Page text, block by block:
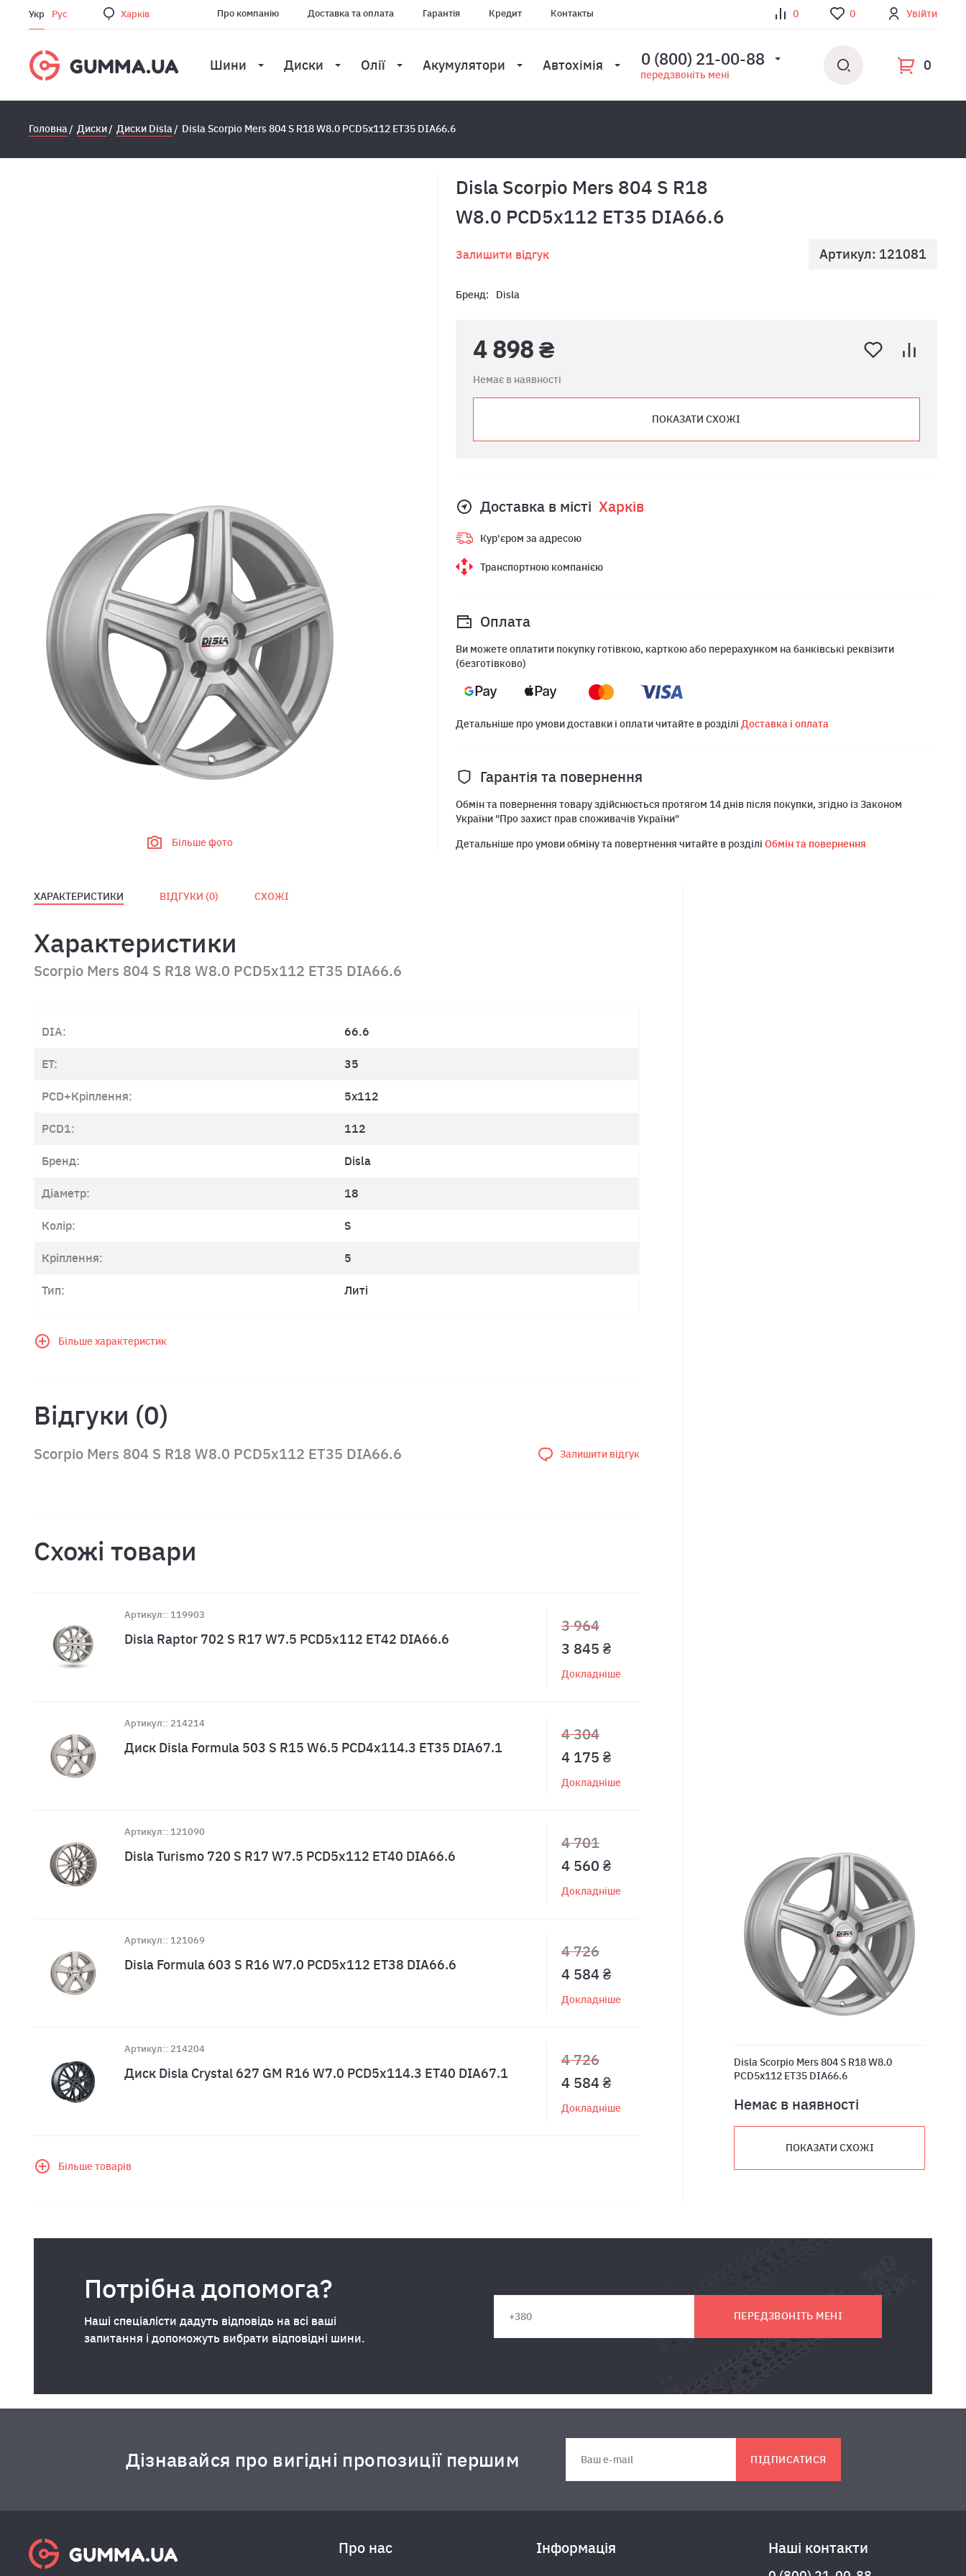
Укр Рус Харкiв Про компанію Доставка та оплата Гарантія Кредит Контакты 0 0 Увійти
Шини Диски Олії Акумулятори Автохімія 0 (800) 21-00-88
передзвоніть мені
0
Головна Диски Диски Disla Disla Scorpio Mers 804 S R18 W8.0 PCD5x112 ET35 DIA66.6
Більше фото
Disla Scorpio Mers 804 S R18
W8.0 PCD5x112 ET35 DIA66.6
Залишити відгук Артикул: 121081
Бренд: Disla
4 898 ₴
Немає в наявності
ПОКАЗАТИ СХОЖІ
Доставка в місті Харкiв
Кур'єром за адресою
Транспортною компанією
Оплата
Ви можете оплатити покупку готівкою, карткою або перерахунком на банківські реквізити
(безготівково)
Детальніше про умови доставки і оплати читайте в розділі Доставка і оплата
Гарантія та повернення
Обмін та повернення товару здійснюється протягом 14 днів після покупки, згідно із Законом
України "Про захист прав споживачів України"
Детальніше про умови обміну та повертнення читайте в розділі Обмін та повернення
ХАРАКТЕРИСТИКИ ВІДГУКИ (0) СХОЖІ
Характеристики
Scorpio Mers 804 S R18 W8.0 PCD5x112 ET35 DIA66.6
DIA: 66.6
ET: 35
PCD+Кріплення: 5x112
PCD1: 112
Бренд: Disla
Діаметр: 18
Колір: S
Кріплення: 5
Тип: Литі
Більше характеристик
Відгуки (0)
Scorpio Mers 804 S R18 W8.0 PCD5x112 ET35 DIA66.6 Залишити відгук
Схожі товари
Артикул:: 119903
Disla Raptor 702 S R17 W7.5 PCD5x112 ET42 DIA66.6
3 964
3 845 ₴
Докладніше
Артикул:: 214214
Диск Disla Formula 503 S R15 W6.5 PCD4x114.3 ET35 DIA67.1
4 304
4 175 ₴
Докладніше
Артикул:: 121090
Disla Turismo 720 S R17 W7.5 PCD5x112 ET40 DIA66.6
4 701
4 560 ₴
Докладніше
Артикул:: 121069
Disla Formula 603 S R16 W7.0 PCD5x112 ET38 DIA66.6
4 726
4 584 ₴
Докладніше
Артикул:: 214204
Диск Disla Crystal 627 GM R16 W7.0 PCD5x114.3 ET40 DIA67.1
4 726
4 584 ₴
Докладніше
Більше товарів
Disla Scorpio Mers 804 S R18 W8.0
PCD5x112 ET35 DIA66.6
Немає в наявності
ПОКАЗАТИ СХОЖІ
Потрібна допомога?
Наші спеціалісти дадуть відповідь на всі ваші
запитання і допоможуть вибрати відповідні шини.
ПЕРЕДЗВОНІТЬ МЕНІ
Дізнавайся про вигідні пропозиції першим ПІДПИСАТИСЯ
Про нас Інформація Наші контакти